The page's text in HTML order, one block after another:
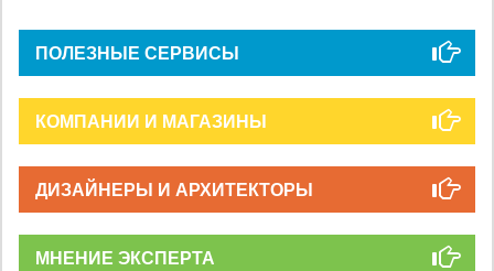
ПОЛЕЗНЫЕ СЕРВИСЫ
КОМПАНИИ И МАГАЗИНЫ
ДИЗАЙНЕРЫ И АРХИТЕКТОРЫ
МНЕНИЕ ЭКСПЕРТА